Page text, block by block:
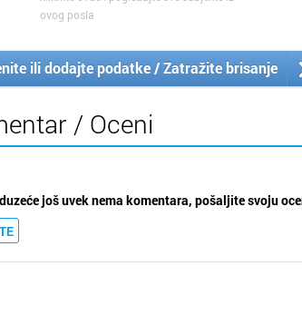
ovog posla
ili dodajte podatke / Zatražite brisanje
/ Oceni
još uvek nema komentara, pošaljite svoju